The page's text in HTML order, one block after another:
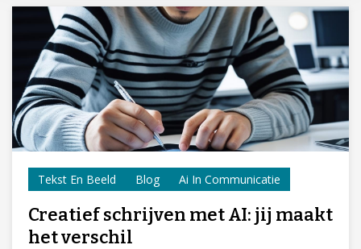
Tekst En Beeld Blog Ai In Communicatie
Creatief schrijven met AI: jij maakt
het verschil